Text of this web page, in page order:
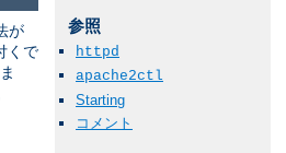
参照
httpd
apache2ctl
Starting
コメント
が
くで